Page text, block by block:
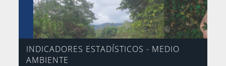
INDICADORES ESTADÍSTICOS - MEDIO
AMBIENTE